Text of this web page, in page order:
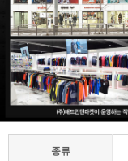
종류